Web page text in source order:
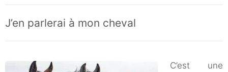
J’en parlerai à mon cheval
C’est une